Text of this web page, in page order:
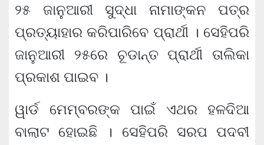
୨୫ ଜାନୁଆରୀ ସୁଦ୍ଧା ନାମାଙ୍କନ ପତ୍ର
ପ୍ରତ୍ୟାହାର କରିପାରିବେ ପ୍ରାର୍ଥୀ । ସେହିପରି
ଜାନୁଆରୀ ୨୫ରେ ଚୂଡାନ୍ତ ପ୍ରାର୍ଥୀ ତାଲିକା
ପ୍ରକାଶ ପାଇବ ।
ୱାର୍ଡ ମେମ୍ବରଙ୍କ ପାଇଁ ଏଥର ହଳଦିଆ
ବାଲାଟ ହୋଇଛି । ସେହିପରି ସରପ ପଦବୀ